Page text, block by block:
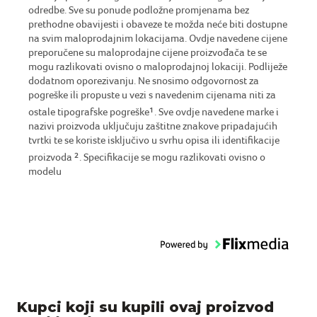
odredbe. Sve su ponude podložne promjenama bez
prethodne obavijesti i obaveze te možda neće biti dostupne
na svim maloprodajnim lokacijama. Ovdje navedene cijene
preporučene su maloprodajne cijene proizvođača te se
mogu razlikovati ovisno o maloprodajnoj lokaciji. Podliježe
dodatnom oporezivanju. Ne snosimo odgovornost za
pogreške ili propuste u vezi s navedenim cijenama niti za
ostale tipografske pogreške1 . Sve ovdje navedene marke i
nazivi proizvoda uključuju zaštitne znakove pripadajućih
tvrtki te se koriste isključivo u svrhu opisa ili identifikacije
proizvoda 2. Specifikacije se mogu razlikovati ovisno o
modelu
Kupci koji su kupili ovaj proizvod